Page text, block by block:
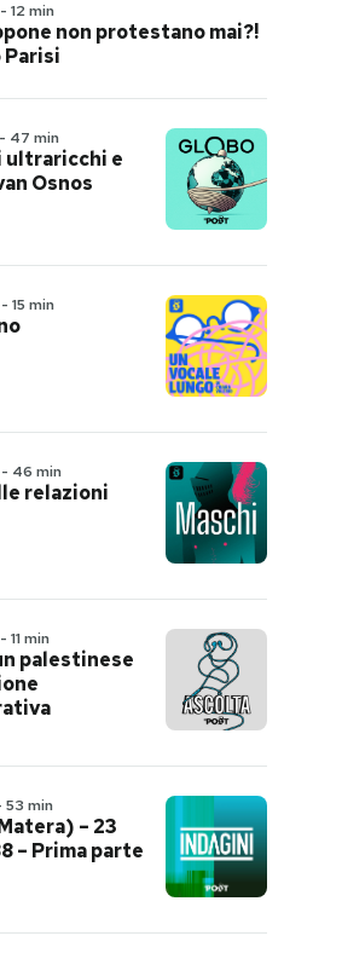
- 12 min
non protestano mai?!
Parisi
- 47 min
ultraricchi e
Osnos
- 15 min
- 46 min
relazioni
- 11 min
palestinese
53 min
– 23
– Prima parte